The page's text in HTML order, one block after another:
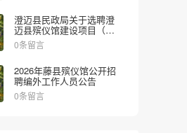
澄迈县民政局关于选聘澄
迈县殡仪馆建设项目（一
期）社会稳定风险评估机
构的公告
0条留言
2026年藤县殡仪馆公开招
聘编外工作人员公告
0条留言